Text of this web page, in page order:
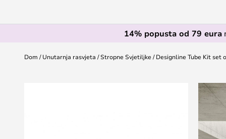
14% popusta od 79 eura
Dom Unutarnja rasvjeta Stropne Svjetiljke Designline Tube Kit set